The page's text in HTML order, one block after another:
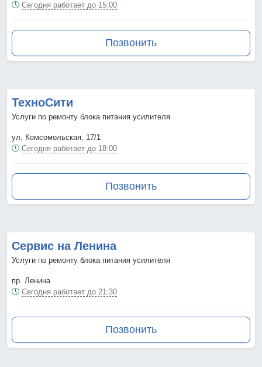
Сегодня работает до 15:00
Позвонить
ТехноСити
Услуги по ремонту блока питания усилителя
ул. Комсомольская, 17/1
Сегодня работает до 18:00
Позвонить
Сервис на Ленина
Услуги по ремонту блока питания усилителя
пр. Ленина
Сегодня работает до 21:30
Позвонить